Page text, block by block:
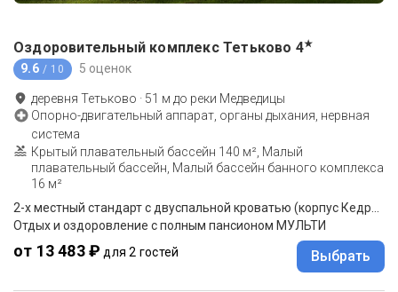
Оздоровительный комплекс Тетьково 4★
9.6 / 10 5 оценок
деревня Тетьково · 51 м до реки Медведицы
Опорно-двигательный аппарат, органы дыхания, нервная
система
Крытый плавательный бассейн 140 м², Малый
плавательный бассейн, Малый бассейн банного комплекса
16 м²
Отдых и оздоровление с полным пансионом МУЛЬТИ
от 13 483 ₽ для 2 гостей Выбрать